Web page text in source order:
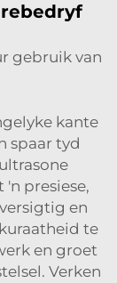
gebruik van
kante
spaar tyd
'n presiese,
en
te
en groet
Verken